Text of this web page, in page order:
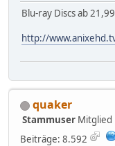
Blu-ray Discs ab
http://
quaker
Stammuser Mitglied
Beiträge: 8.592